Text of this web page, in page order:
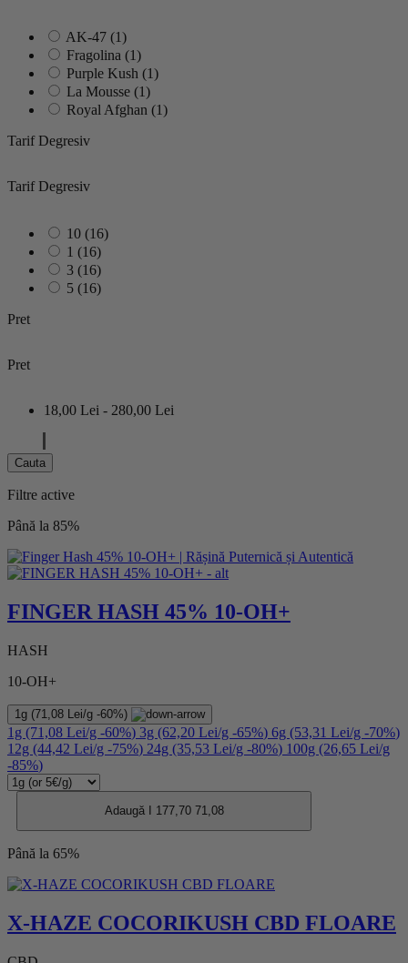
AK-47 (1)
Fragolina (1)
Purple Kush (1)
La Mousse (1)
Royal Afghan (1)
Tarif Degresiv
Tarif Degresiv
10 (16)
1 (16)
3 (16)
5 (16)
Pret
Pret
18,00 Lei - 280,00 Lei
Cauta
Filtre active
Până la 85%
FINGER HASH 45% 10-OH+
HASH
10-OH+
1g (71,08 Lei/g -60%)
1g (71,08 Lei/g -60%) 3g (62,20 Lei/g -65%) 6g (53,31 Lei/g -70%)
12g (44,42 Lei/g -75%) 24g (35,53 Lei/g -80%) 100g (26,65 Lei/g
-85%)
Adaugă I 177,7071,08
Până la 65%
X-HAZE COCORIKUSH CBD FLOARE